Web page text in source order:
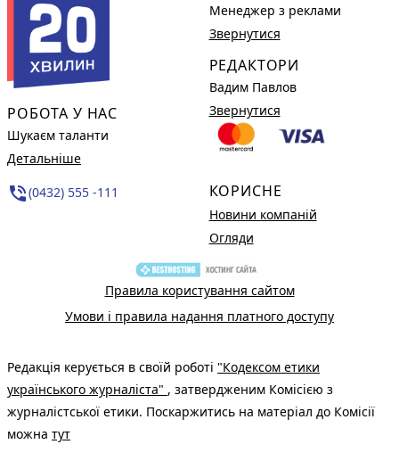
РОБОТА У НАС
Шукаєм таланти
Детальніше
phone_in_talk(0432) 555 -111
Менеджер з реклами
Звернутися
РЕДАКТОРИ
Вадим Павлов
Звернутися
КОРИСНЕ
Новини компаній
Огляди
Правила користування сайтом
Умови і правила надання платного доступу
Редакція керується в своїй роботі "Кодексом етики
українського журналіста" , затвердженим Комісією з
журналістської етики. Поскаржитись на матеріал до Комісії
можна тут